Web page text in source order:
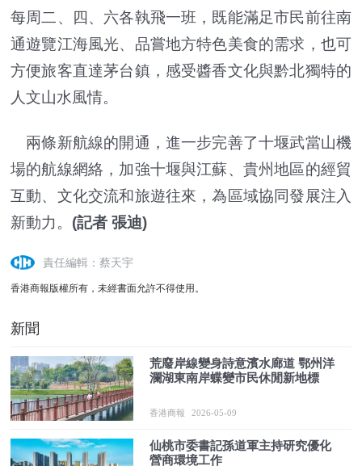
每周二、四、六各執飛一班，既能滿足市民前往南
通遊覽江海風光、品嘗地方特色美食的需求，也可
方便旅客直達茅台鎮，感受醬香文化與黔北獨特的
人文山水風情。
兩條新航線的開通，進一步完善了十堰武當山機
場的航線網絡，加強十堰與江蘇、貴州地區的經貿
互動、文化交流和旅遊往來，為區域協同發展注入
新動力。 (記者 張迪)
責任編輯：蔡天宇
香港商報版權所有，未經書面允許不得使用。
新聞
荒廢岸線變身詩意濱水廊道 鄂州洋
瀾湖東南岸蝶變市民休閒新地標
香港商報 2026-05-09
仙桃市委書記孫道軍主持研究優化
營商環境工作